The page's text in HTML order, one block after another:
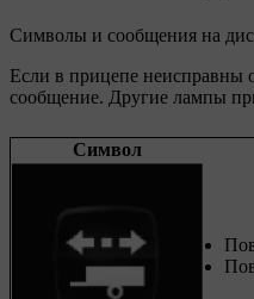
Символы и сообщения на
Если в прицепе неисправны
сообщение. Другие лампы
Символ